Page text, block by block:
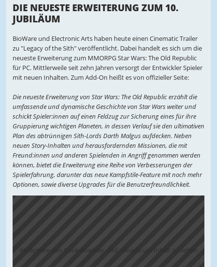
DIE NEUESTE ERWEITERUNG ZUM 10.
JUBILÄUM
BioWare und Electronic Arts haben heute einen Cinematic Trailer
zu "Legacy of the Sith" veröffentlicht. Dabei handelt es sich um die
neueste Erweiterung zum MMORPG Star Wars: The Old Republic
für PC. Mittlerweile seit zehn Jahren versorgt der Entwickler Spieler
mit neuen Inhalten. Zum Add-On heißt es von offizieller Seite:
Die neueste Erweiterung von Star Wars: The Old Republic erzählt die
umfassende und dynamische Geschichte von Star Wars weiter und
schickt Spieler:innen auf einen Feldzug zur Sicherung eines für ihre
Gruppierung wichtigen Planeten, in dessen Verlauf sie den ultimativen
Plan des abtrünnigen Sith-Lords Darth Malgus aufdecken. Neben
neuen Story-Inhalten und herausfordernden Missionen, die mit
Freund:innen und anderen Spielenden in Angriff genommen werden
können, bietet die Erweiterung eine Reihe von Verbesserungen der
Spielerfahrung, darunter das neue Kampfstile-Feature mit noch mehr
Optionen, sowie diverse Upgrades für die Benutzerfreundlichkeit.
Akzeptiere den Cookiebanner und reloade um Inhalt zu sehen